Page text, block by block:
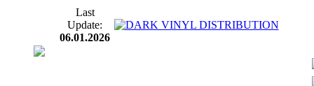
Last
Update:
06.01.2026